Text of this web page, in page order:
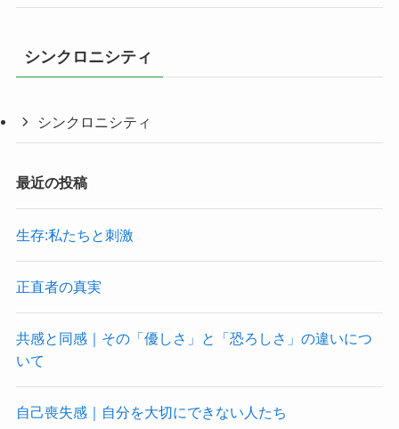
シンクロニシティ
シンクロニシティ
最近の投稿
生存:私たちと刺激
正直者の真実
共感と同感｜その「優しさ」と「恐ろしさ」の違いにつ
いて
自己喪失感｜自分を大切にできない人たち